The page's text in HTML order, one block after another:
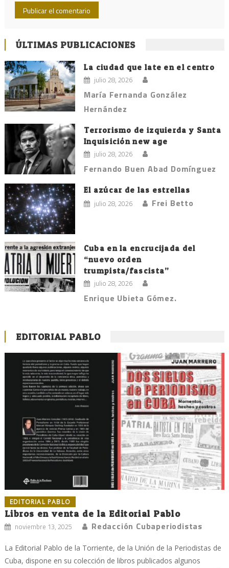
ÚLTIMAS PUBLICACIONES
La ciudad que late en el centro
julio 28, 2026
María Fernanda González
Hernández
Terrorismo de izquierda y Santa
Inquisición new age
julio 28, 2026
Fernando Buen Abad Domínguez
El azúcar de las estrellas
julio 28, 2026 Frei Betto
Cuba en la encrucijada del
“nuevo orden
trumpista/fascista”
julio 28, 2026
Enrique Ubieta Gómez.
EDITORIAL PABLO
EDITORIAL PABLO
Libros en venta de la Editorial Pablo
noviembre 13, 2025 Redacción Cubaperiodistas
La Editorial Pablo de la Torriente, de la Unión de la Periodistas de
Cuba, dispone en su colección de libros publicados algunos